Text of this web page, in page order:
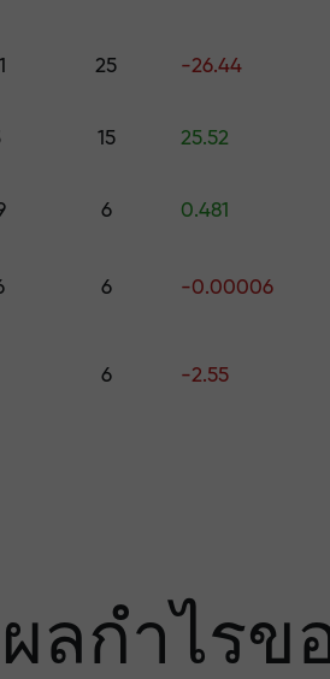
— เรารับ
ตัวคูณที่ใ
25 -26.44
15 25.52
6 0.481
6 -0.00006
6 -2.55
ทุก
Forex, คริปโต และฟิว
ลกำไร